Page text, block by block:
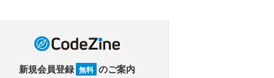
新規会員登録 無料 のご案内